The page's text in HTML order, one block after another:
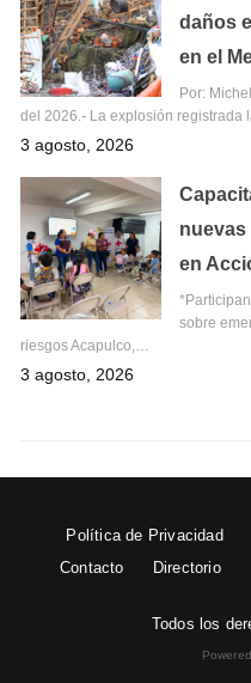
daños
en el
Por:
del 2026.- La explosión registrada
3 agosto, 2026
nuevas
en
sobre
riesgos Acapulco,…
3 agosto, 2026
Política de Privacidad
Contacto
Directorio
Todos los